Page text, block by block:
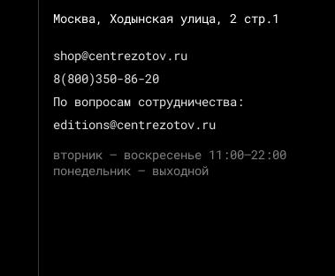
Москва, Ходынская улица, 2 стр.1
shop@centrezotov.ru
8(800)350-86-20
По вопросам сотрудничества:
editions@centrezotov.ru
вторник — воскресенье 11:00–22:00
понедельник — выходной